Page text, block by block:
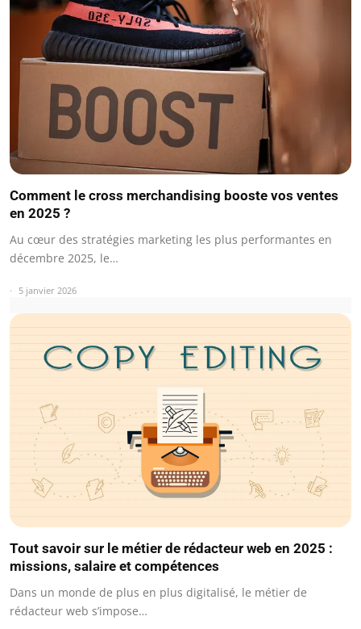
Comment le cross merchandising booste vos ventes
en 2025 ?
Au cœur des stratégies marketing les plus performantes en
décembre 2025, le…
5 janvier 2026
Tout savoir sur le métier de rédacteur web en 2025 :
missions, salaire et compétences
Dans un monde de plus en plus digitalisé, le métier de
rédacteur web s’impose…